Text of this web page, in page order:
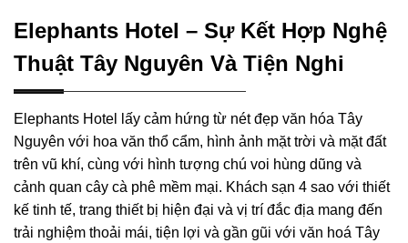
Elephants Hotel – Sự Kết Hợp Nghệ
Thuật Tây Nguyên Và Tiện Nghi
Elephants Hotel lấy cảm hứng từ nét đẹp văn hóa Tây
Nguyên với hoa văn thổ cẩm, hình ảnh mặt trời và mặt đất
trên vũ khí, cùng với hình tượng chú voi hùng dũng và
cảnh quan cây cà phê mềm mại. Khách sạn 4 sao với thiết
kế tinh tế, trang thiết bị hiện đại và vị trí đắc địa mang đến
trải nghiệm thoải mái, tiện lợi và gần gũi với văn hoá Tây